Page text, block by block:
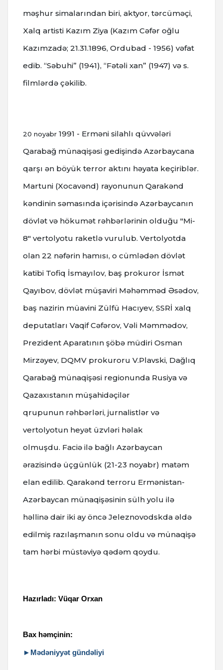
məşhur simalarından biri, aktyor, tərcüməçi,
Xalq artisti Kazım Ziya (Kazım Cəfər oğlu
Kazımzadə; 21.31.1896, Ordubad - 1956) vəfat
edib. “Səbuhi” (1941), “Fətəli xan” (1947) və s.
filmlərdə çəkilib.
20 noyabr 1991 - Erməni silahlı qüvvələri
Qarabağ münaqişəsi gedişində Azərbaycana
qarşı ən böyük terror aktını həyata keçiriblər.
Martuni (Xocavənd) rayonunun Qarakənd
kəndinin səmasında içərisində Azərbaycanın
dövlət və hökumət rəhbərlərinin olduğu "Mi-
8" vertolyotu raketlə vurulub. Vertolyotda
olan 22 nəfərin hamısı, o cümlədən dövlət
katibi Tofiq İsmayılov, baş prokuror İsmət
Qayıbov, dövlət müşaviri Məhəmməd Əsədov,
baş nazirin müavini Zülfü Hacıyev, SSRİ xalq
deputatları Vaqif Cəfərov, Vəli Məmmədov,
Prezident Aparatının şöbə müdiri Osman
Mirzəyev, DQMV prokuroru V.Plavski, Dağlıq
Qarabağ münaqişəsi regionunda Rusiya və
Qazaxıstanın müşahidəçilər
qrupunun rəhbərləri, jurnalistlər və
vertolyotun heyət üzvləri həlak
olmuşdu. Faciə ilə bağlı Azərbaycan
ərazisində üçgünlük (21-23 noyabr) matəm
elan edilib. Qarakənd terroru Ermənistan-
Azərbaycan münaqişəsinin sülh yolu ilə
həllinə dair iki ay öncə Jeleznovodskda əldə
edilmiş razılaşmanın sonu oldu və münaqişə
tam hərbi müstəviyə qədəm qoydu.
Hazırladı: Vüqar Orxan
Bax həmçinin:
►Mədəniyyət gündəliyi